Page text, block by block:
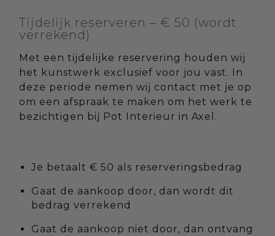
Tijdelijk reserveren – € 50 (wordt
verrekend)
Met een tijdelijke reservering houden wij
het kunstwerk exclusief voor jou vast. In
deze periode nemen wij contact met je op
om een afspraak te maken om het werk te
bezichtigen bij Pot Interieur in Axel.
Je betaalt € 50 als reserveringsbedrag
Gaat de aankoop door, dan wordt dit
bedrag verrekend
Gaat de aankoop niet door, dan ontvang